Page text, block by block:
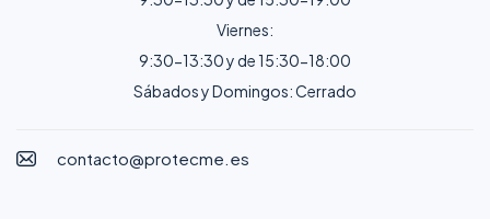
Viernes:
9:30-13:30 y de 15:30-18:00
Sábados y Domingos: Cerrado
contacto@protecme.es